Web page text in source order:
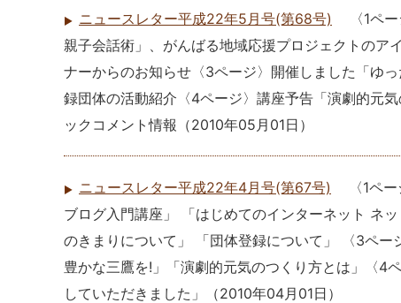
ニュースレター平成22年5月号(第68号)
〈1ペ
親子会話術」、がんばる地域応援プロジェクトのア
ナーからのお知らせ〈3ページ〉開催しました「ゆ
録団体の活動紹介〈4ページ〉講座予告「演劇的元
ックコメント情報 （2010年05月01日 ）
ニュースレター平成22年4月号(第67号)
〈1ペ
ブログ入門講座」 「はじめてのインターネット ネ
のきまりについて」 「団体登録について」 〈3ペー
豊かな三鷹を!」「演劇的元気のつくり方とは」〈4
していただきました」
（2010年04月01日 ）